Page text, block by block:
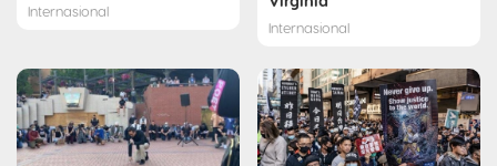
Internasional
Internasional